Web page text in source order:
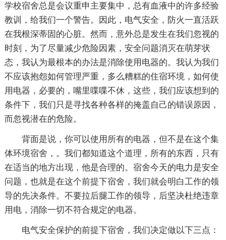
学校宿舍总是会议重申主要集中，总有血液中的许多经验
教训，给我们一个警告。因此，电气安全，防火一直活跃
在我根深蒂固的心脏。然而，意外总是发生在我们忽视的
时刻，为了尽量减少危险因素，安全问题消灭在萌芽状
态，我认为最根本的办法是消除使用电器的。我认为我们
不应该抱怨如何管理严重，多么糟糕的住宿环境，如何使
用电器，必要的，嘴里喋喋不休，这些，我们应该想到的
条件下，我们只是寻找各种各样的掩盖自己的错误原因，
而忽视潜在的危险。
背面是说，你可以使用所有的电器，但不是在这个集
体环境宿舍，。我们都知道这个道理，所有的东西，只有
在适当的地方出现，他是合理的。宿舍今天的电力是安全
问题，也就是在这个前提下宿舍，我们就会明白工作的领
导的先决条件。不要拉后腿工作的领导，后坚决杜绝违章
用电，消除一切不符合规定的电器。
电气安全保护的前提下宿舍，我们决定做以下三点：